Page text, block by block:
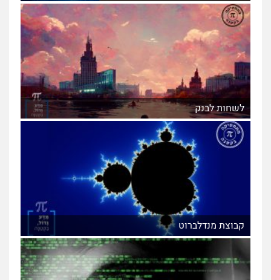
לשחות לבנק
קבוצת מנדלברוט